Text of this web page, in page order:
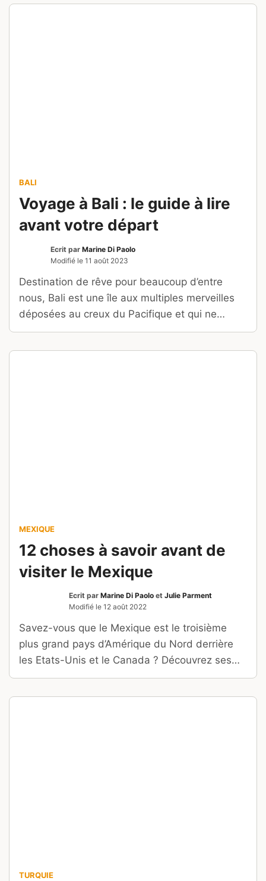
BALI
Voyage à Bali : le guide à lire
avant votre départ
Ecrit par Marine Di Paolo
Modifié le 11 août 2023
Destination de rêve pour beaucoup d’entre
nous, Bali est une île aux multiples merveilles
déposées au creux du Pacifique et qui ne
demandent qu’à être connues.
MEXIQUE
12 choses à savoir avant de
visiter le Mexique
Ecrit par Marine Di Paolo et Julie Parment
Modifié le 12 août 2022
Savez-vous que le Mexique est le troisième
plus grand pays d’Amérique du Nord derrière
les Etats-Unis et le Canada ? Découvrez ses
plages merveilleuses et son héritage maya !
TURQUIE